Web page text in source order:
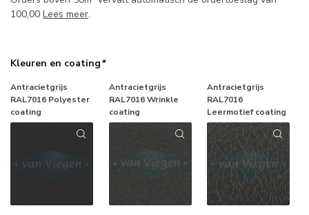
100,00 Lees meer.
Kleuren en coating*
Antracietgrijs
RAL7016 Polyester
coating
Antracietgrijs
RAL7016 Wrinkle
coating
Antracietgrijs
RAL7016
Leermotief coating